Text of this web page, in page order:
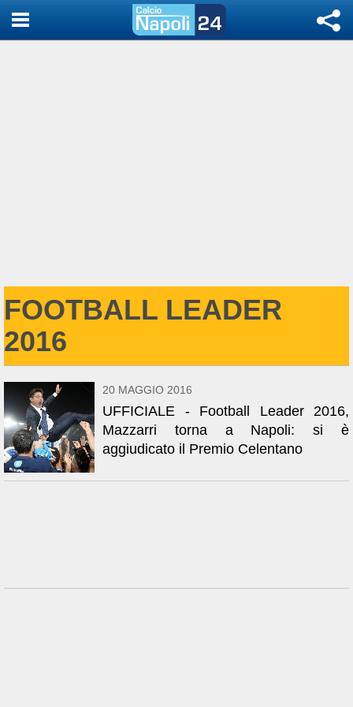
FOOTBALL LEADER
2016
20 MAGGIO 2016
UFFICIALE - Football Leader 2016,
Mazzarri torna a Napoli: si è
aggiudicato il Premio Celentano